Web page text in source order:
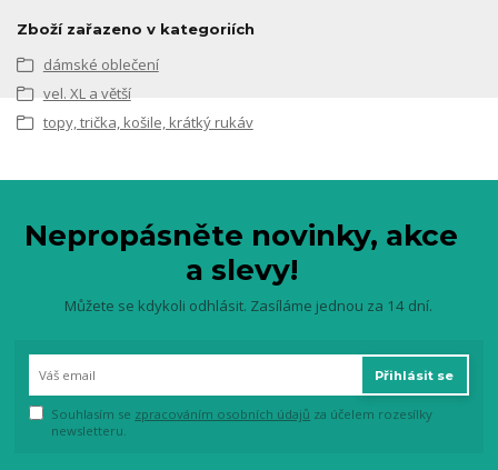
Zboží zařazeno v kategoriích
dámské oblečení
vel. XL a větší
topy, trička, košile, krátký rukáv
Nepropásněte novinky, akce
a slevy!
Můžete se kdykoli odhlásit. Zasíláme jednou za 14 dní.
Přihlásit se
Souhlasím se zpracováním osobních údajů za účelem rozesílky
newsletteru.